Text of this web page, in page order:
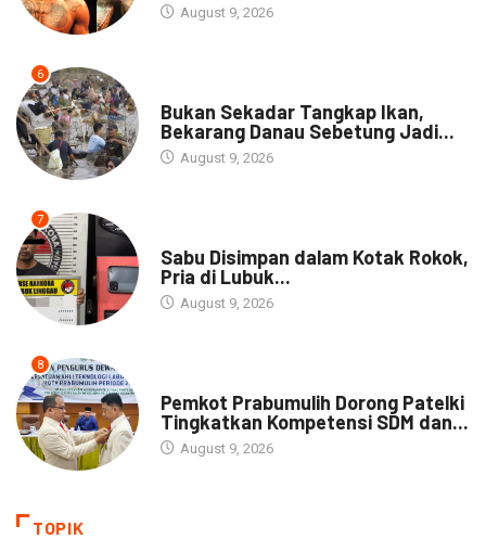
August 9, 2026
6
Bukan Sekadar Tangkap Ikan,
Bekarang Danau Sebetung Jadi...
August 9, 2026
7
Sabu Disimpan dalam Kotak Rokok,
Pria di Lubuk...
August 9, 2026
8
Pemkot Prabumulih Dorong Patelki
Tingkatkan Kompetensi SDM dan...
August 9, 2026
TOPIK